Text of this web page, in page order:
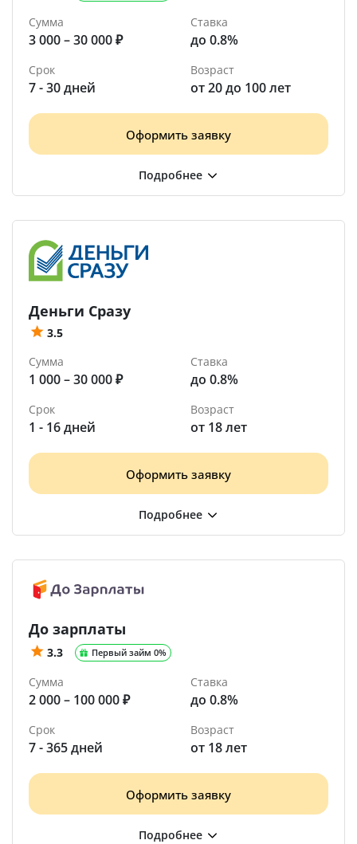
Сумма
3 000 – 30 000 ₽
Ставка
до 0.8%
Срок
7 - 30 дней
Возраст
от 20 до 100 лет
Оформить заявку
Деньги Сразу
3.5
Сумма
1 000 – 30 000 ₽
Ставка
до 0.8%
Срок
1 - 16 дней
Возраст
от 18 лет
Оформить заявку
До зарплаты
3.3 Первый займ 0%
Сумма
2 000 – 100 000 ₽
Ставка
до 0.8%
Срок
7 - 365 дней
Возраст
от 18 лет
Оформить заявку